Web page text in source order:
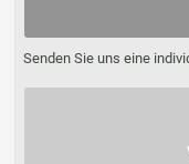
Senden Sie uns eine